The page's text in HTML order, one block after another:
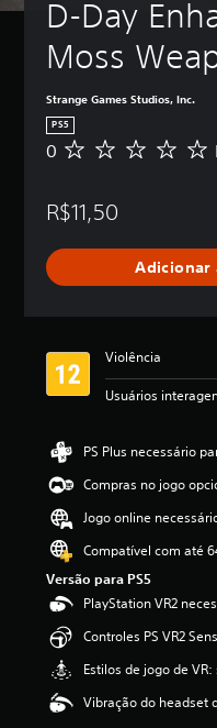
D-Day
Moss
Strange Games Studios, Inc.
PS5
N
h
m
a
s
i
c
ç
ã
o
0
R$11,50
Adicionar
Violência
Usuários
PS Plus necessário
Compras no jogo
Jogo online
Compatível com até
Versão para PS5
PlayStation VR2
Controles PS VR2
Estilos de jogo de
Vibração do headset